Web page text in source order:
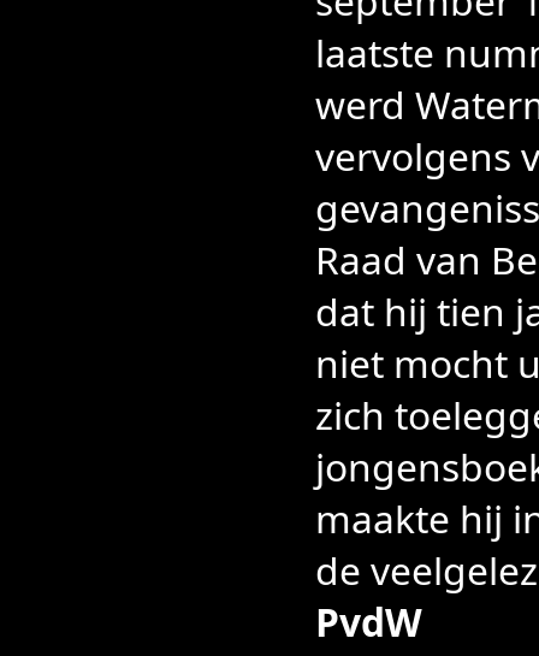
laatste
werd
vervolgens
Raad van
dat hij tien
niet mocht
zich
maakte hij
de
PvdW